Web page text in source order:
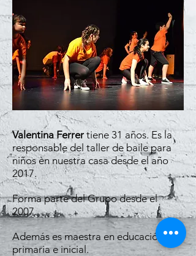
Valentina Ferrer tiene 31 años. Es la
responsable del taller de baile para
niños en nuestra casa desde el año
2017.
Forma parte del Grupo desde el
2007.
Además es maestra en educación
primaria e inicial.